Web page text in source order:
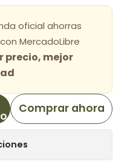
oficial ahorras
MercadoLibre
precio, mejor
Comprar ahora